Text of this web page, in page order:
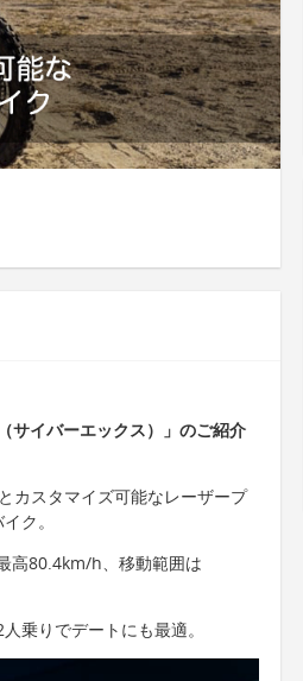
サイバーエックス）」のご紹介
カスタマイズ可能なレーザープ
ク。
高80.4km/h、移動範囲は
乗りでデートにも最適。